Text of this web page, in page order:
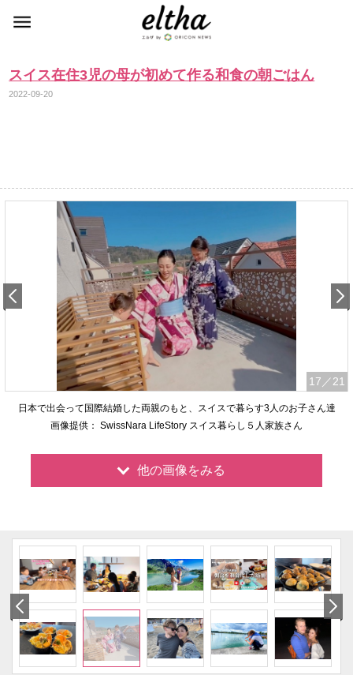
スイス在住3児の母が初めて作る和食の朝ごはん
2022-09-20
17 ／21
日本で出会って国際結婚した両親のもと、スイスで暮らす3人のお子さん達
画像提供： SwissNara LifeStory スイス暮らし５人家族さん
他の画像をみる